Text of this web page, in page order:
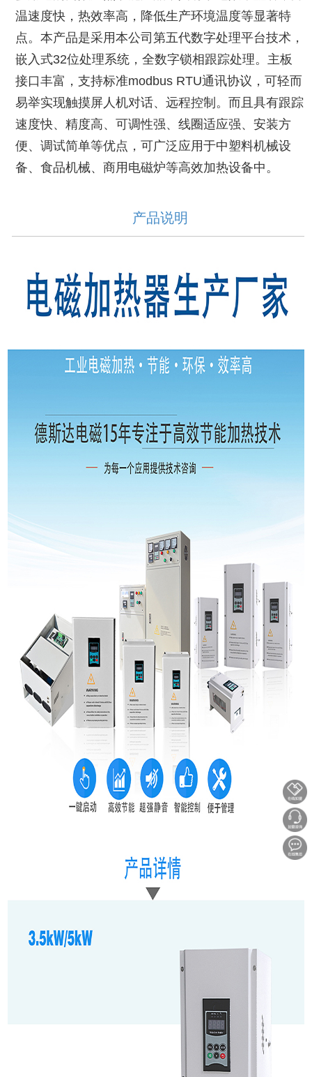
温速度快，热效率高，降低生产环境温度等显著特
点。本产品是采用本公司第五代数字处理平台技术，
嵌入式32位处理系统，全数字锁相跟踪处理。主板
接口丰富，支持标准modbus RTU通讯协议，可轻而
易举实现触摸屏人机对话、远程控制。而且具有跟踪
速度快、精度高、可调性强、线圈适应强、安装方
便、调试简单等优点，可广泛应用于中塑料机械设
备、食品机械、商用电磁炉等高效加热设备中。
产品说明